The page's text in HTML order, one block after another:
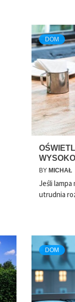
DOM
BY MICHAŁ
Jeśli lampa
utrudnia
DOM